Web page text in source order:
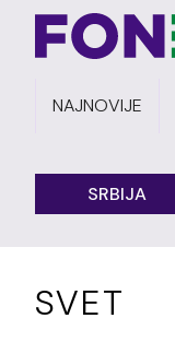
NAJNOVIJE
SRBIJA
SVET